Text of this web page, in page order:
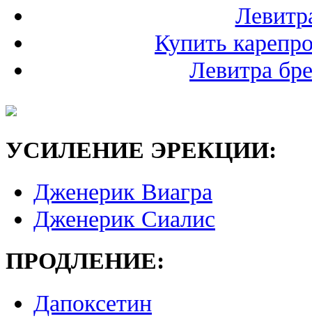
Купить
Левитра
УСИЛЕНИЕ ЭРЕКЦИИ:
Дженерик Виагра
Дженерик Сиалис
ПРОДЛЕНИЕ:
Дапоксетин